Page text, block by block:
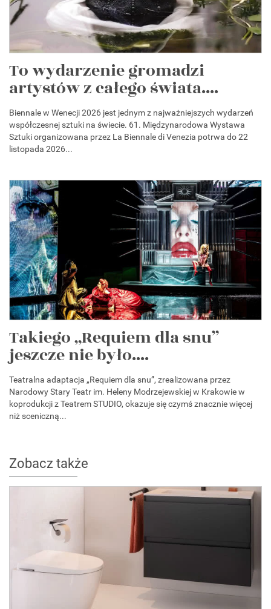
To wydarzenie gromadzi
artystów z całego świata....
Biennale w Wenecji 2026 jest jednym z najważniejszych wydarzeń
współczesnej sztuki na świecie. 61. Międzynarodowa Wystawa
Sztuki organizowana przez La Biennale di Venezia potrwa do 22
listopada 2026...
Takiego „Requiem dla snu”
jeszcze nie było....
Teatralna adaptacja „Requiem dla snu”, zrealizowana przez
Narodowy Stary Teatr im. Heleny Modrzejewskiej w Krakowie w
koprodukcji z Teatrem STUDIO, okazuje się czymś znacznie więcej
niż sceniczną...
Zobacz także